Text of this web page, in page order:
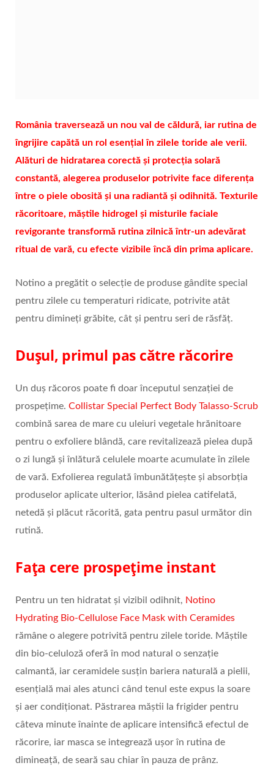
România traversează un nou val de căldură, iar rutina de
îngrijire capătă un rol esențial în zilele toride ale verii.
Alături de hidratarea corectă și protecția solară
constantă, alegerea produselor potrivite face diferența
între o piele obosită și una radiantă și odihnită. Texturile
răcoritoare, măștile hidrogel și misturile faciale
revigorante transformă rutina zilnică într-un adevărat
ritual de vară, cu efecte vizibile încă din prima aplicare.
Notino a pregătit o selecție de produse gândite special
pentru zilele cu temperaturi ridicate, potrivite atât
pentru dimineți grăbite, cât și pentru seri de răsfăț.
Dușul, primul pas către răcorire
Un duș răcoros poate fi doar începutul senzației de
prospețime. Collistar Special Perfect Body Talasso-Scrub
combină sarea de mare cu uleiuri vegetale hrănitoare
pentru o exfoliere blândă, care revitalizează pielea după
o zi lungă și înlătură celulele moarte acumulate în zilele
de vară. Exfolierea regulată îmbunătățește și absorbția
produselor aplicate ulterior, lăsând pielea catifelată,
netedă și plăcut răcorită, gata pentru pasul următor din
rutină.
Fața cere prospețime instant
Pentru un ten hidratat și vizibil odihnit, Notino
Hydrating Bio-Cellulose Face Mask with Ceramides
rămâne o alegere potrivită pentru zilele toride. Măștile
din bio-celuloză oferă în mod natural o senzație
calmantă, iar ceramidele susțin bariera naturală a pielii,
esențială mai ales atunci când tenul este expus la soare
și aer condiționat. Păstrarea măștii la frigider pentru
câteva minute înainte de aplicare intensifică efectul de
răcorire, iar masca se integrează ușor în rutina de
dimineață, de seară sau chiar în pauza de prânz.